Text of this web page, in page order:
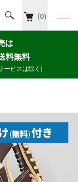
(0)
は
料無料
ービスは除く)